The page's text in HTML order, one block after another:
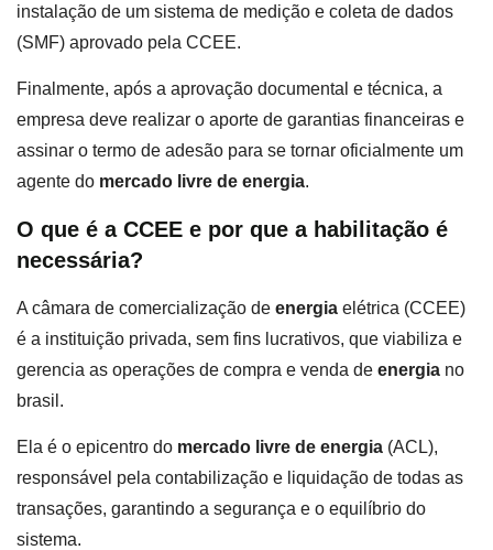
instalação de um sistema de medição e coleta de dados
(SMF) aprovado pela CCEE.
Finalmente, após a aprovação documental e técnica, a
empresa deve realizar o aporte de garantias financeiras e
assinar o termo de adesão para se tornar oficialmente um
agente do mercado livre de energia.
O que é a CCEE e por que a habilitação é
necessária?
A câmara de comercialização de energia elétrica (CCEE)
é a instituição privada, sem fins lucrativos, que viabiliza e
gerencia as operações de compra e venda de energia no
brasil.
Ela é o epicentro do mercado livre de energia (ACL),
responsável pela contabilização e liquidação de todas as
transações, garantindo a segurança e o equilíbrio do
sistema.